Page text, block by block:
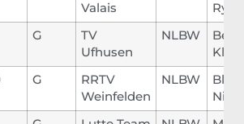
Valais
Ryan
G
TV
Ufhusen
NLBW
G
RRTV
Weinfelden
NLBW